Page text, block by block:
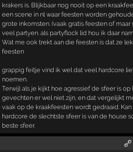
krakers is. Blijkbaar nog nooit op een
een scene in nl waar feesten worden
grote inkomsten. (vaak gratis feesten of maar
veel partyen. als partyflock lid hou ik daar
Wat me ook trekt aan die feesten is dat ze
feesten
grappig feitje vind ik wel dat veel hardcore
noemen.
Terwijl als je kijkt hoe agressief de sfeer is
gevechten er wel niet zijn, en dat vergelijkt
vaak op de kraakfeesten wordt gedraaid.
hardcore de slechtste sfeer is van de house
beste sfeer.